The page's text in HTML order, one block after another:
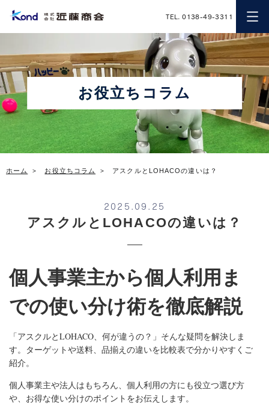
近藤商会
TEL. 0138-49-3311
お役立ちコラム
ホーム お役立ちコラム アスクルとLOHACOの違いは？
2025.09.25
アスクルとLOHACOの違いは？
個人事業主から個人利用ま
での使い分け術を徹底解説
「アスクルとLOHACO、何が違うの？」そんな疑問を解決しま
す。ターゲットや送料、品揃えの違いを比較表で分かりやすくご
紹介。
個人事業主や法人はもちろん、個人利用の方にも役立つ選び方
や、お得な使い分けのポイントをお伝えします。